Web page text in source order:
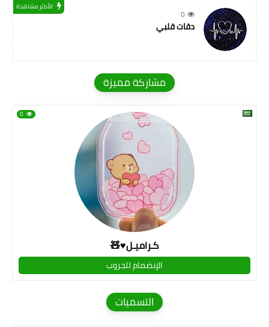
0
الأكثر مشاهدة
دقات قلبي
مشاركة مميزة
كـراميـل♥🧸
0
الإنضمام للجروب
التسميات